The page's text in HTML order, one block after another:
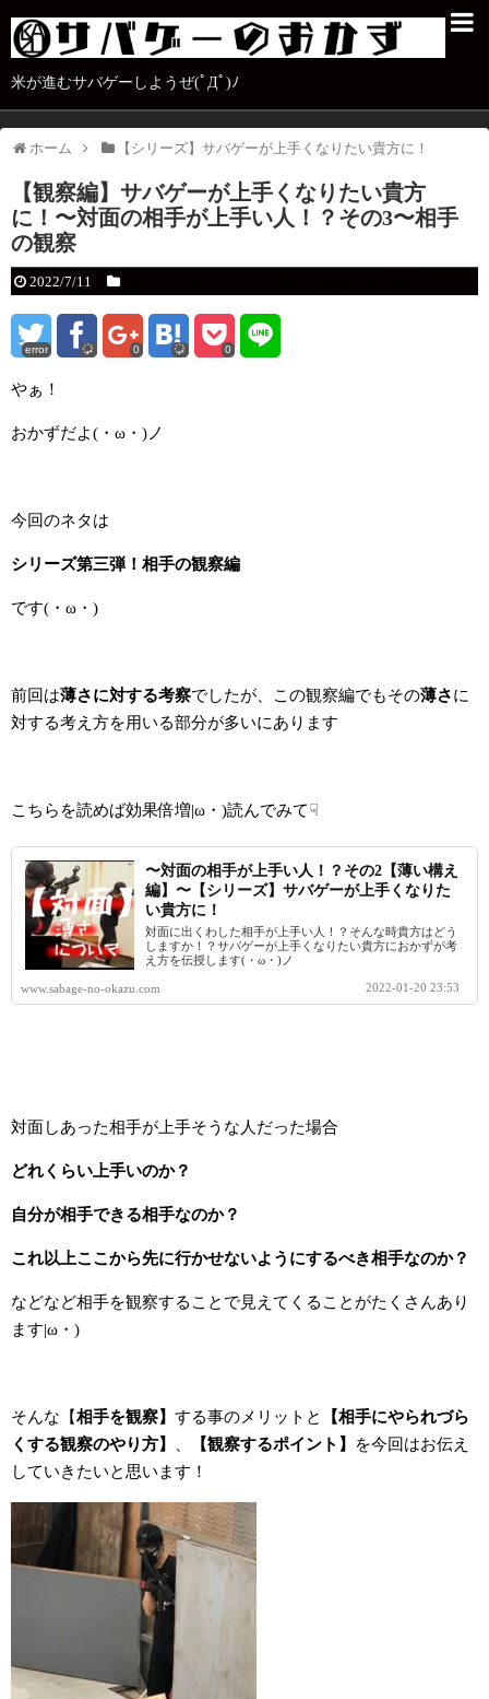
米が進むサバゲーしようぜ(ﾟДﾟ)ﾉ
ホーム 【シリーズ】サバゲーが上手くなりたい貴方に！
【観察編】サバゲーが上手くなりたい貴方
に！〜対面の相手が上手い人！？その3〜相手
の観察
2022/7/11
error 0 0
やぁ！
おかずだよ(・ω・)ノ
今回のネタは
シリーズ第三弾！相手の観察編
です(・ω・)
前回は薄さに対する考察でしたが、この観察編でもその薄さに
対する考え方を用いる部分が多いにあります
こちらを読めば効果倍増|ω・)読んでみて☟
〜対面の相手が上手い人！？その2【薄い構え
編】〜【シリーズ】サバゲーが上手くなりた
い貴方に！
対面に出くわした相手が上手い人！？そんな時貴方はどう
しますか！？サバゲーが上手くなりたい貴方におかずが考
え方を伝授します(・ω・)ノ
www.sabage-no-okazu.com 2022-01-20 23:53
対面しあった相手が上手そうな人だった場合
どれくらい上手いのか？
自分が相手できる相手なのか？
これ以上ここから先に行かせないようにするべき相手なのか？
などなど相手を観察することで見えてくることがたくさんあり
ます|ω・)
そんな【相手を観察】 する事のメリットと
【相手にやられづら
くする観察のやり方】
【観察するポイント】
を今回はお伝え
していきたいと思います！